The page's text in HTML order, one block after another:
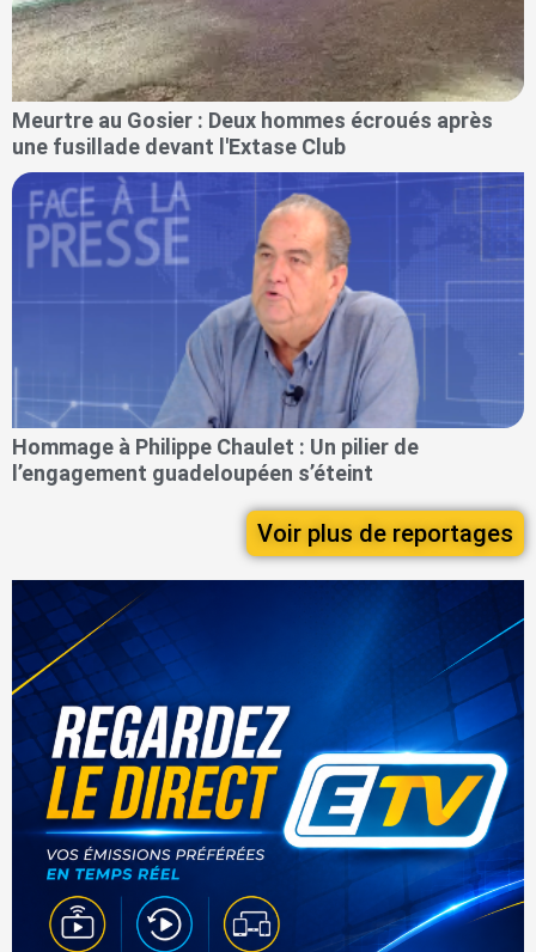
Meurtre au Gosier : Deux hommes écroués après
une fusillade devant l'Extase Club
Hommage à Philippe Chaulet : Un pilier de
l’engagement guadeloupéen s’éteint
Voir plus de reportages